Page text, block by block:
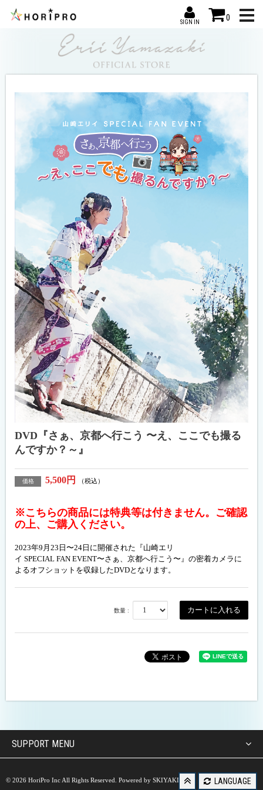
SIGN IN 0
DVD『さぁ、京都へ行こう 〜え、ここでも撮る
んですか？～』
価格 5,500円 （税込）
※こちらの商品には特典等は付きません。ご確認
の上、ご購入ください。
2023年9月23日〜24日に開催された『山崎エリ
イ SPECIAL FAN EVENT〜さぁ、京都へ行こう〜』の密着カメラに
よるオフショットを収録したDVDとなります。
数量 :
LANGUAGE
SUPPORT MENU
© 2026 HoriPro Inc All Rights Reserved. Powered by SKIYAKI Inc.